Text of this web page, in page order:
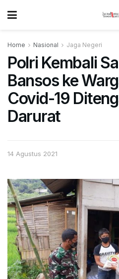
Home Nasional Jaga Negeri
Polri Kembali
Bansos ke
Covid-19
Darurat
14 Agustus 2021